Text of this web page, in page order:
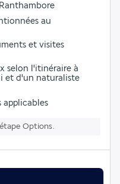
au
et visites
selon l'itinéraire à
et d'un naturaliste
applicables
Options.